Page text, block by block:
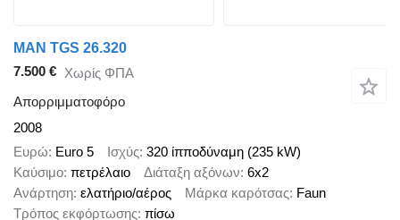
MAN TGS 26.320
7.500 € Χωρίς ΦΠΑ
Απορριμματοφόρο
2008
Ευρώ Euro 5 Ισχύς 320 ίπποδύναμη (235 kW)
Καύσιμο πετρέλαιο Διάταξη αξόνων 6x2
Ανάρτηση ελατήριο/αέρος Μάρκα καρότσας Faun
Τρόπος εκφόρτωσης πίσω